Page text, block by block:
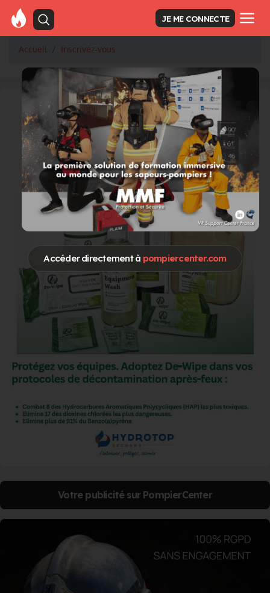
Accéder directement à pompiercenter.com
JE ME CONNECTE
Accueil Inscrivez-vous
Votre publicité sur PompierCenter